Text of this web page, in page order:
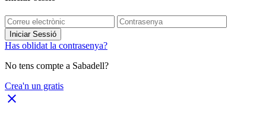
Iniciar Sessió
Has oblidat la contrasenya?
No tens compte a Sabadell?
Crea'n un gratis
close